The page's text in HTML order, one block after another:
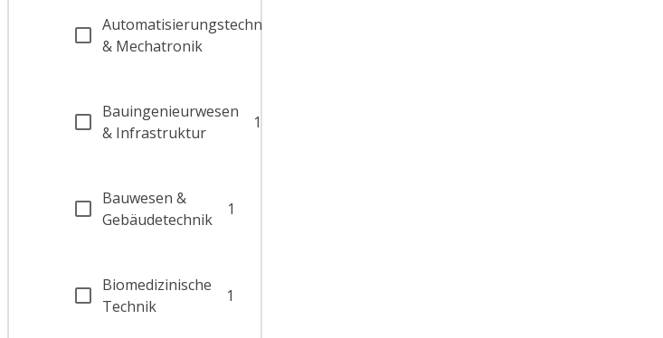
Automatisierungstechnik
& Mechatronik
Bauingenieurwesen
& Infrastruktur
1
Bauwesen &
Gebäudetechnik
1
Biomedizinische
Technik
1